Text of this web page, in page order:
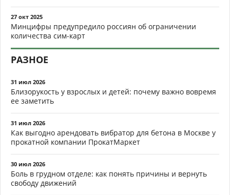
27 окт 2025
Минцифры предупредило россиян об ограничении
количества сим-карт
РАЗНОЕ
31 июл 2026
Близорукость у взрослых и детей: почему важно вовремя
ее заметить
31 июл 2026
Как выгодно арендовать вибратор для бетона в Москве у
прокатной компании ПрокатМаркет
30 июл 2026
Боль в грудном отделе: как понять причины и вернуть
свободу движений